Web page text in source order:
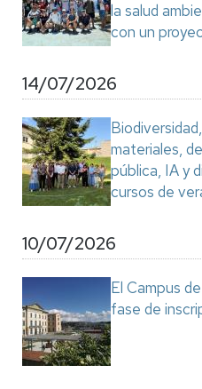
la salud
con un
14/07/2026
materiales,
pública, IA y
cursos de
10/07/2026
El Campus
fase de